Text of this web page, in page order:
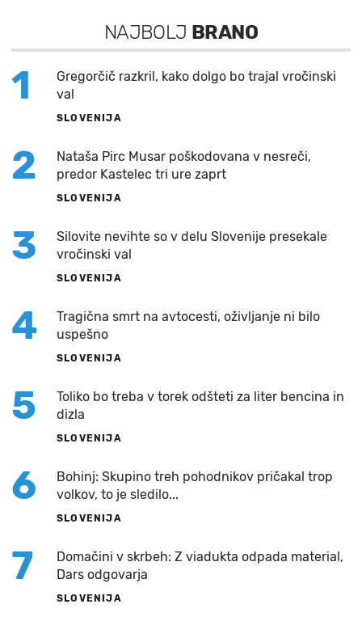
NAJBOLJ BRANO
1
Gregorčič razkril, kako dolgo bo trajal vročinski
val
SLOVENIJA
2
Nataša Pirc Musar poškodovana v nesreči,
predor Kastelec tri ure zaprt
SLOVENIJA
3
Silovite nevihte so v delu Slovenije presekale
vročinski val
SLOVENIJA
4
Tragična smrt na avtocesti, oživljanje ni bilo
uspešno
SLOVENIJA
5
Toliko bo treba v torek odšteti za liter bencina in
dizla
SLOVENIJA
6
Bohinj: Skupino treh pohodnikov pričakal trop
volkov, to je sledilo...
SLOVENIJA
7
Domačini v skrbeh: Z viadukta odpada material,
Dars odgovarja
SLOVENIJA